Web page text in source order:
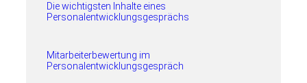
Die wichtigsten Inhalte eines
Personalentwicklungsgesprächs
Mitarbeiterbewertung im
Personalentwicklungsgespräch